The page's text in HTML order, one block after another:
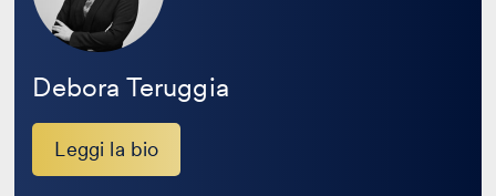
Debora Teruggia
Leggi la bio